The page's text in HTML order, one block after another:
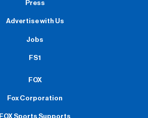
Press
Advertise with Us
Jobs
FS1
FOX
Fox Corporation